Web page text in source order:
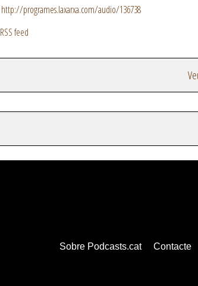
http://programes.laxarxa.com/audio/136738
RSS feed
Sobre Podcasts.cat Contacte